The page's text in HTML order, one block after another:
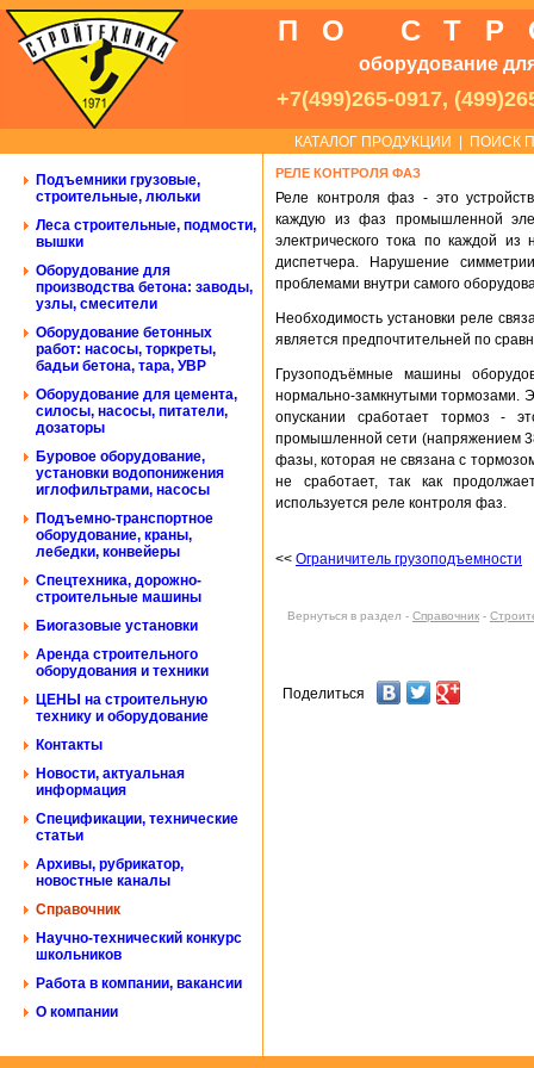
ПО
оборудование
+7(499)265-0917,
КАТАЛОГ ПРОДУКЦИИ ПОИСК
Подъемники грузовые,
строительные, люльки
Леса строительные, подмости,
вышки
Оборудование для
производства бетона: заводы,
узлы, смесители
Оборудование бетонных
работ: насосы, торкреты,
бадьи бетона, тара, УВР
Оборудование для цемента,
силосы, насосы, питатели,
дозаторы
Буровое оборудование,
установки водопонижения
иглофильтрами, насосы
Подъемно-транспортное
оборудование, краны,
лебедки, конвейеры
Спецтехника, дорожно-
строительные машины
Биогазовые установки
Аренда строительного
оборудования и техники
ЦЕНЫ на строительную
технику и оборудование
Контакты
Новости, актуальная
информация
Спецификации, технические
статьи
Архивы, рубрикатор,
новостные каналы
Справочник
Научно-технический конкурс
школьников
Работа в компании, вакансии
О компании
РЕЛЕ КОНТРОЛЯ ФАЗ
Реле контроля фаз - это
каждую из фаз промышленной
электрического тока по каждой
диспетчера. Нарушение
проблемами внутри самого
Необходимость установки реле
является предпочтительней по
Грузоподъёмные машины
нормально-замкнутыми тормозами.
опускании сработает тормоз -
промышленной сети (напряжением
фазы, которая не связана с
не сработает, так как
используется реле контроля фаз.
<< Ограничитель грузоподъемности
Вернуться в раздел - Справочник -
Поделиться